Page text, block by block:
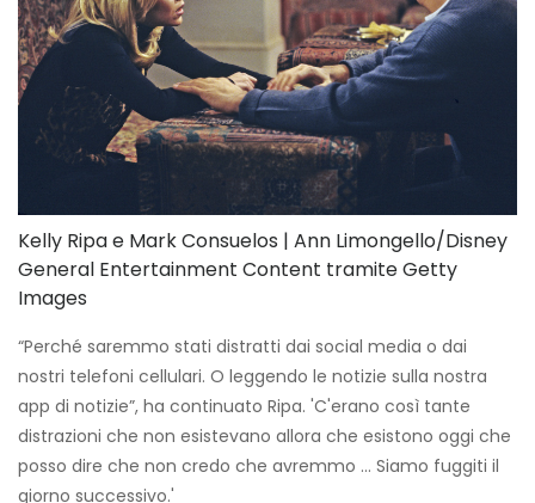
Kelly Ripa e Mark Consuelos | Ann Limongello/Disney
General Entertainment Content tramite Getty
Images
“Perché saremmo stati distratti dai social media o dai
nostri telefoni cellulari. O leggendo le notizie sulla nostra
app di notizie”, ha continuato Ripa. 'C'erano così tante
distrazioni che non esistevano allora che esistono oggi che
posso dire che non credo che avremmo ... Siamo fuggiti il ​​
giorno successivo.'